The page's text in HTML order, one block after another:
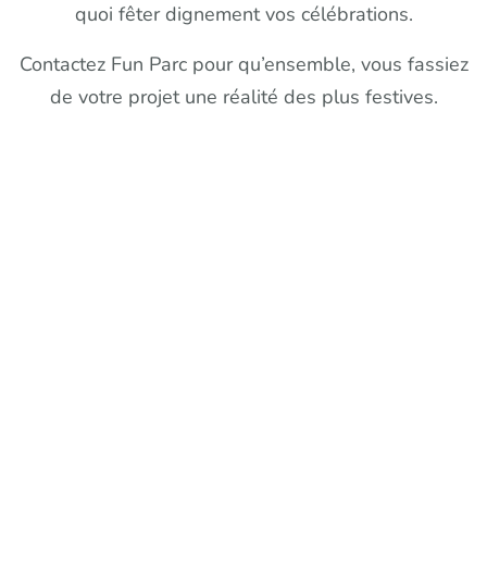
quoi fêter dignement vos célébrations.
Contactez Fun Parc pour qu’ensemble, vous fassiez
de votre projet une réalité des plus festives.